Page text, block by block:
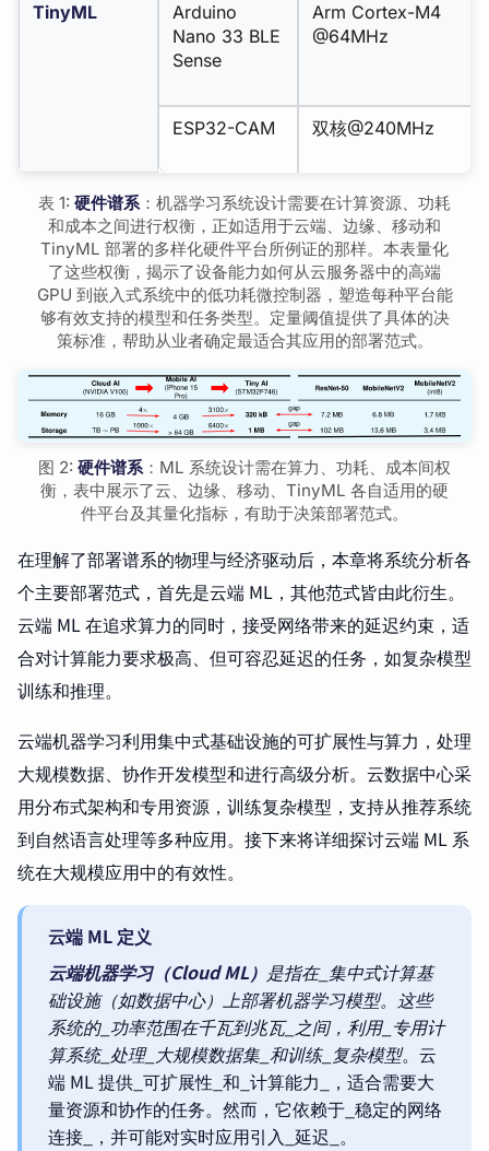
TinyML
Arduino
Nano 33 BLE
Sense
Arm Cortex-M4
@64MHz
ESP32-CAM 双核@240MHz
表 1: 硬件谱系：机器学习系统设计需要在计算资源、功耗
和成本之间进行权衡，正如适用于云端、边缘、移动和
TinyML 部署的多样化硬件平台所例证的那样。本表量化
了这些权衡，揭示了设备能力如何从云服务器中的高端
GPU 到嵌入式系统中的低功耗微控制器，塑造每种平台能
够有效支持的模型和任务类型。定量阈值提供了具体的决
策标准，帮助从业者确定最适合其应用的部署范式。
图 2: 硬件谱系：ML 系统设计需在算力、功耗、成本间权
衡，表中展示了云、边缘、移动、TinyML 各自适用的硬
件平台及其量化指标，有助于决策部署范式。
在理解了部署谱系的物理与经济驱动后，本章将系统分析各
个主要部署范式，首先是云端 ML，其他范式皆由此衍生。
云端 ML 在追求算力的同时，接受网络带来的延迟约束，适
合对计算能力要求极高、但可容忍延迟的任务，如复杂模型
训练和推理。
云端机器学习利用集中式基础设施的可扩展性与算力，处理
大规模数据、协作开发模型和进行高级分析。云数据中心采
用分布式架构和专用资源，训练复杂模型，支持从推荐系统
到自然语言处理等多种应用。接下来将详细探讨云端 ML 系
统在大规模应用中的有效性。
云端 ML 定义
云端机器学习（Cloud ML） 是指在_集中式计算基
础设施（如数据中心）上部署机器学习模型。这些
系统的_功率范围在千瓦到兆瓦_之间，利用_专用计
算系统_处理_大规模数据集_和训练_复杂模型。云
端 ML 提供_可扩展性_和_计算能力_，适合需要大
量资源和协作的任务。然而，它依赖于_稳定的网络
连接_，并可能对实时应用引入_延迟_。